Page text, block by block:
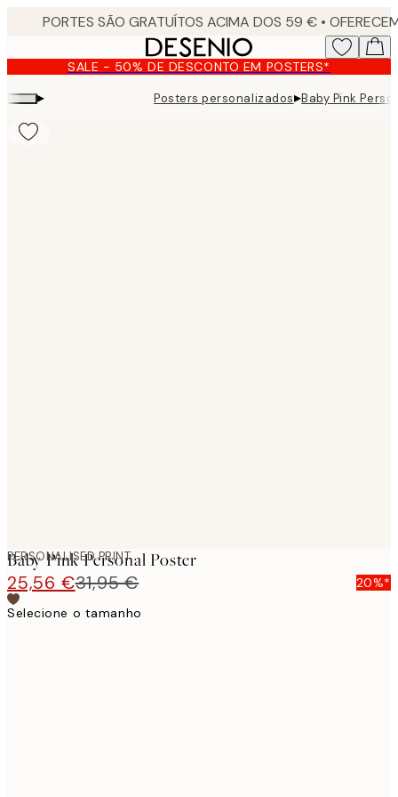
content. SALE - 50% DE DESCONTO EM POSTERS*
▸ Posters personalizados▸Baby Pink
PERSONALISED PRINT
Baby Pink Personal Poster
25,56 €31,95 €
20%*
Selecione o tamanho